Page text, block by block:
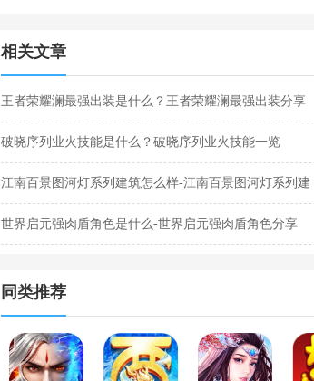
相关文章
王者荣耀澜最强出装是什么？王者荣耀澜最强出装分享
破晓序列业火技能是什么？破晓序列业火技能一览
江南百景图河灯系列建筑怎么样-江南百景图河灯系列建
筑分享
世界启元强肉盾角色是什么-世界启元强肉盾角色分享
同类推荐